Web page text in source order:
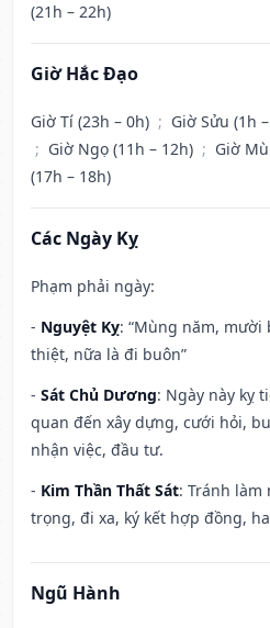
(21h – 22h)
Giờ Hắc Đạo
Giờ Tí (23h – 0h) ; Giờ Sửu (1h
; Giờ Ngọ (11h – 12h) ; Giờ
(17h – 18h)
Các Ngày Kỵ
Phạm phải ngày:
- Nguyệt Kỵ: “Mùng năm,
thiệt, nữa là đi buôn”
- Sát Chủ Dương: Ngày này kỵ
quan đến xây dựng, cưới hỏi,
nhận việc, đầu tư.
- Kim Thần Thất Sát: Tránh làm
trọng, đi xa, ký kết hợp đồng,
Ngũ Hành